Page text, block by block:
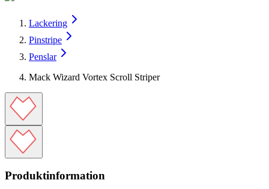
Lackering
Pinstripe
Penslar
Mack Wizard Vortex Scroll Striper
Produktinformation